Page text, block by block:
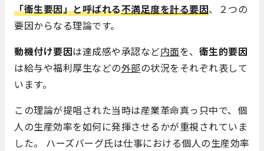
「衛生要因」と呼ばれる不満足度を計る要因、２つの
要因からなる理論です。
動機付け要因は達成感や承認など内面を、 衛生的要因
は給与や福利厚生などの外部の状況をそれぞれ表して
います。
この理論が提唱された当時は産業革命真っ只中で、個
人の生産効率を如何に発揮させるかが重視されていま
した。 ハーズバーグ氏は仕事における個人の生産効率